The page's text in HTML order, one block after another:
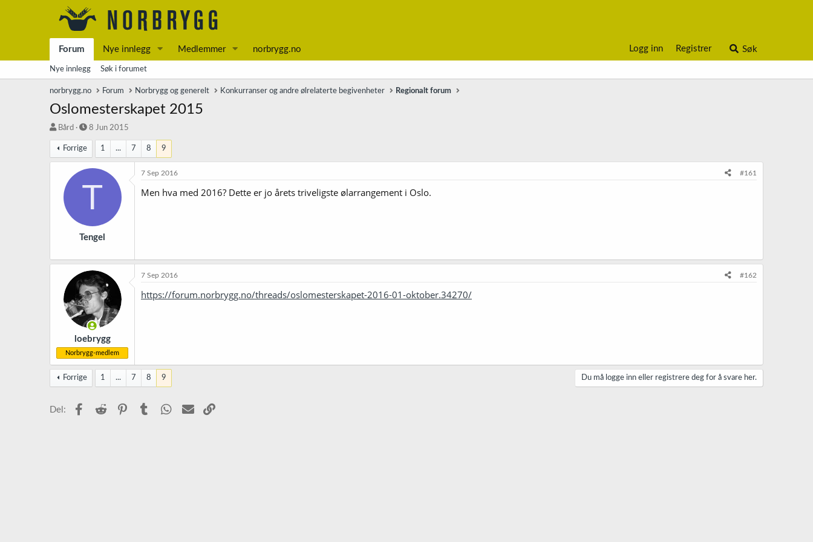
Forum Nye innlegg Medlemmer norbrygg.no Logg inn Registrer Søk
Nye innlegg Søk i forumet
norbrygg.no Forum Norbrygg og generelt Konkurranser og andre ølrelaterte begivenheter Regionalt forum
Oslomesterskapet 2015
T
å
d
Bård
S
r
t
8 Jun 2015
Forrige 1 ... 7 8 9
T
Tengel
7 Sep 2016 #161
Men hva med 2016? Dette er jo årets triveligste ølarrangement i Oslo.
loebrygg
Norbrygg-medlem
7 Sep 2016 #162
https://forum.norbrygg.no/threads/oslomesterskapet-2016-01-oktober.34270/
Forrige 1 ... 7 8 9 Du må logge inn eller registrere deg for å svare her.
Del: Facebook
Reddit PinterestTumblr WhatsApp
E-post